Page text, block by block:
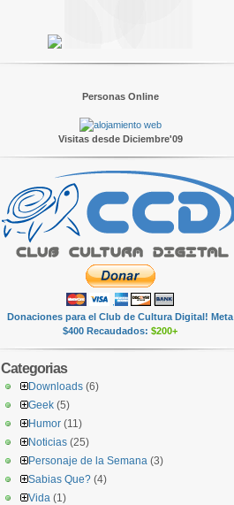
Personas Online
Visitas desde Diciembre'09
Donaciones para el Club de Cultura Digital! Meta
$400 Recaudados: $200+
Categorias
Downloads (6)
Geek (5)
Humor (11)
Noticias (25)
Personaje de la Semana (3)
Sabias Que? (4)
Vida (1)